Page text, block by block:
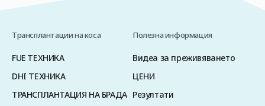
Трансплантации на коса
FUE ТЕХНИКА
DHI ТЕХНИКА
ТРАНСПЛАНТАЦИЯ НА БРАДА
Полезна информация
Видеа за преживяването
ЦЕНИ
Резултати